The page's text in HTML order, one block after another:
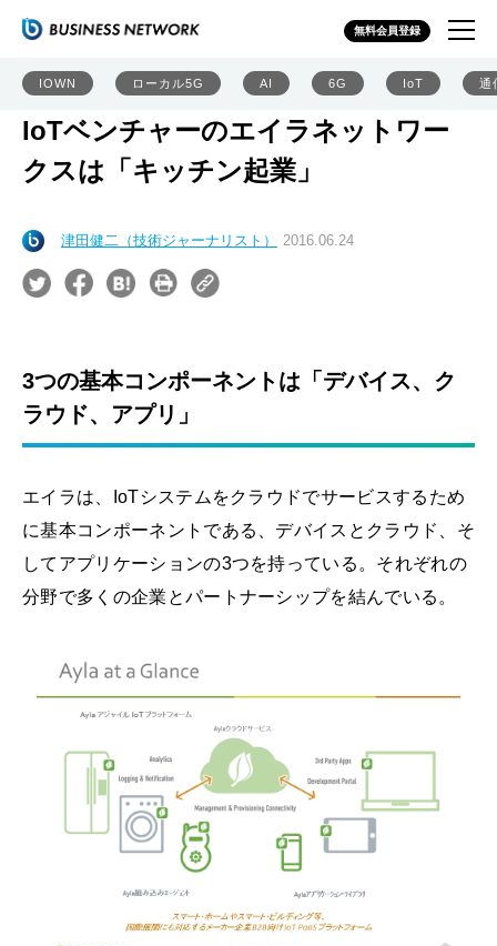
無料会員登録
IOWN ローカル5G AI 6G IoT 通
IoTベンチャーのエイラネットワー
クスは「キッチン起業」
津田健二（技術ジャーナリスト） 2016.06.24
3つの基本コンポーネントは「デバイス、ク
ラウド、アプリ」
エイラは、IoTシステムをクラウドでサービスするため
に基本コンポーネントである、デバイスとクラウド、そ
してアプリケーションの3つを持っている。それぞれの
分野で多くの企業とパートナーシップを結んでいる。